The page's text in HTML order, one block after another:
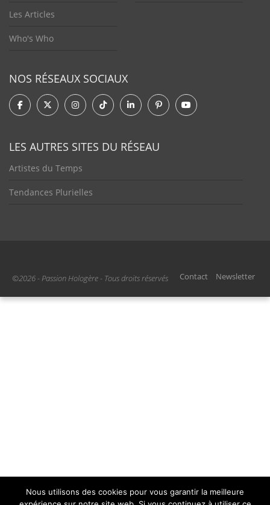
Les Articles
Who's Who
NOS RÉSEAUX SOCIAUX
LES AUTRES SITES DU RÉSEAU
Artistes du Temps
Tendances Plurielles
©2026 - Passion Hologère - Tous droits réservés Contact Newsletter
Nous utilisons des cookies pour vous garantir la meilleure